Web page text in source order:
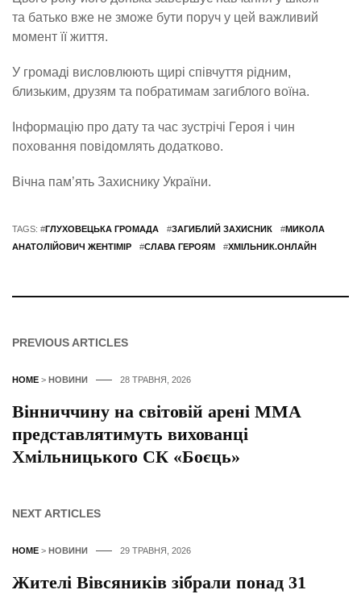
та батько вже не зможе бути поруч у цей важливий
момент її життя.
У громаді висловлюють щирі співчуття рідним,
близьким, друзям та побратимам загиблого воїна.
Інформацію про дату та час зустрічі Героя і чин
поховання повідомлять додатково.
Вічна пам’ять Захиснику України.
TAGS: #ГЛУХОВЕЦЬКА ГРОМАДА #ЗАГИБЛИЙ ЗАХИСНИК #МИКОЛА
АНАТОЛІЙОВИЧ ЖЕНТІМІР
#СЛАВА ГЕРОЯМ #ХМІЛЬНИК.ОНЛАЙН
PREVIOUS ARTICLES
HOME > НОВИНИ 28 ТРАВНЯ, 2026
Вінниччину на світовій арені ММА
представлятимуть вихованці
Хмільницького СК «Боєць»
NEXT ARTICLES
HOME > НОВИНИ 29 ТРАВНЯ, 2026
Жителі Вівсяників зібрали понад 31